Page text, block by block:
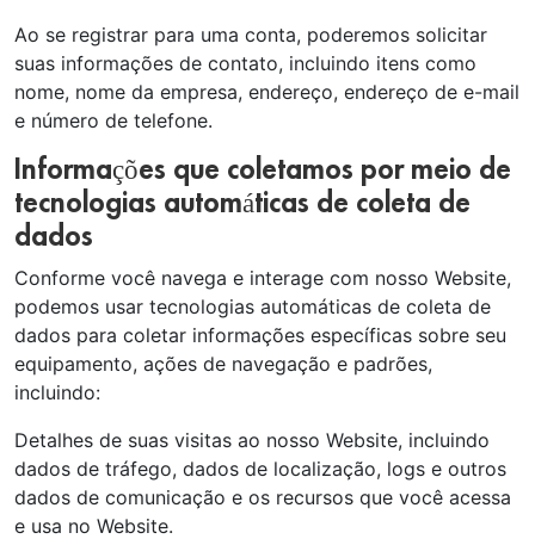
Ao se registrar para uma conta, poderemos solicitar
suas informações de contato, incluindo itens como
nome, nome da empresa, endereço, endereço de e-mail
e número de telefone.
Informações que coletamos por meio de
tecnologias automáticas de coleta de
dados
Conforme você navega e interage com nosso Website,
podemos usar tecnologias automáticas de coleta de
dados para coletar informações específicas sobre seu
equipamento, ações de navegação e padrões,
incluindo:
Detalhes de suas visitas ao nosso Website, incluindo
dados de tráfego, dados de localização, logs e outros
dados de comunicação e os recursos que você acessa
e usa no Website.